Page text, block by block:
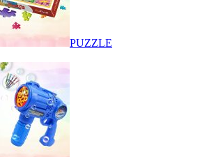
PUZZLE